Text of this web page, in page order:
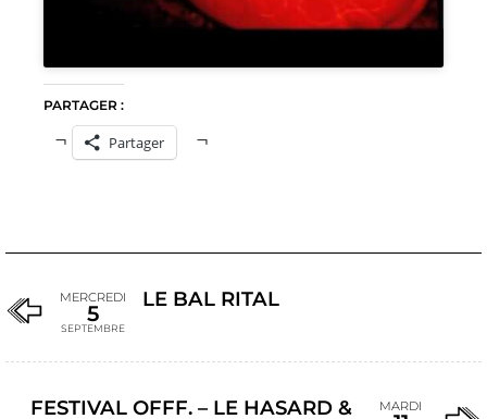
PARTAGER :
Partager
MERCREDI
5
SEPTEMBRE
LE BAL RITAL
FESTIVAL OFFF. – LE HASARD & MARDI